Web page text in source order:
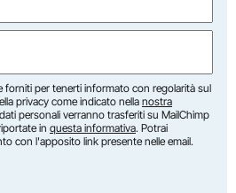
forniti per tenerti informato con regolarità sul
privacy come indicato nella nostra
personali verranno trasferiti su MailChimp
in questa informativa. Potrai
con l'apposito link presente nelle email.